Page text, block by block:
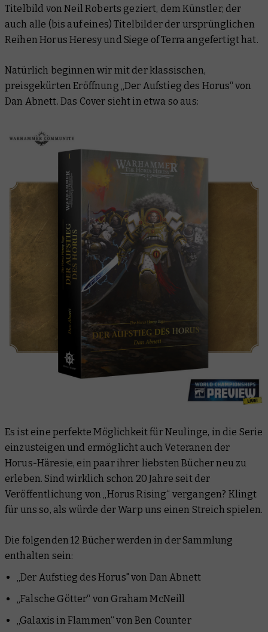
Titelbild von Neil Roberts geziert, dem Künstler, der
auch alle (bis auf eines) Titelbilder der ursprünglichen
Reihen Horus Heresy und Siege of Terra angefertigt hat.
Natürlich beginnen wir mit der klassischen,
preisgekürten Eröffnung „Der Aufstieg des Horus“ von
Dan Abnett. Das Cover sieht in etwa so aus:
Es ist eine perfekte Möglichkeit für Neulinge, in die Serie
einzusteigen und ermöglicht auch Veteranen der
Horus-Häresie, ein paar ihrer liebsten Bücher neu zu
erleben. Sind wirklich schon 20 Jahre seit der
Veröffentlichung von „Horus Rising“ vergangen? Klingt
für uns so, als würde der Warp uns einen Streich spielen.
Die folgenden 12 Bücher werden in der Sammlung
enthalten sein:
„Der Aufstieg des Horus" von Dan Abnett
„Falsche Götter“ von Graham McNeill
„Galaxis in Flammen“ von Ben Counter